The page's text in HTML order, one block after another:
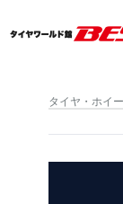
タイヤ・ホイ